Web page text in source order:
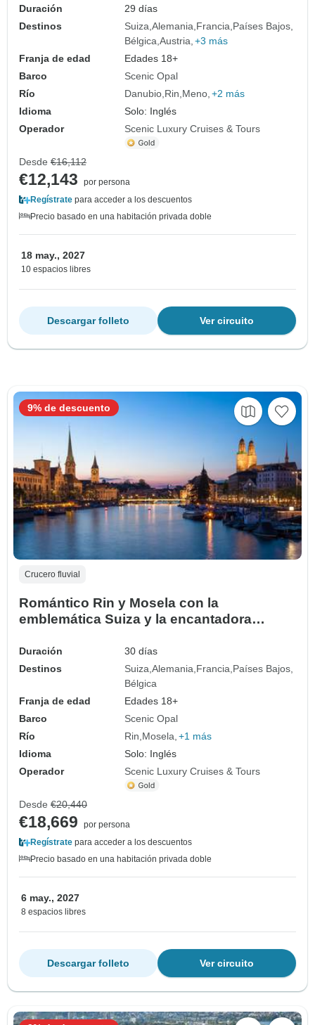
Duración
29 días
Destinos
Suiza Alemania Francia Países Bajos
Bélgica Austria +3 más
Franja de edad
Edades 18+
Barco
Scenic Opal
Río
Danubio Rin Meno +2 más
Idioma
Solo: Inglés
Operador
Scenic Luxury Cruises & Tours
Desde €16,112
€12,143
por persona
Regístrate para acceder a los descuentos
Precio basado en una habitación privada doble
18 may., 2027
10 espacios libres
Ver circuito
Descargar folleto
Crucero fluvial
Romántico Rin y Mosela con la
emblemática Suiza y la encantadora
Bruselas)
Duración
30 días
Destinos
Suiza Alemania Francia Países Bajos
Bélgica
Franja de edad
Edades 18+
Barco
Scenic Opal
Río
Rin Mosela +1 más
Idioma
Solo: Inglés
Operador
Scenic Luxury Cruises & Tours
9% de descuento
Desde €20,440
€18,669
por persona
Regístrate para acceder a los descuentos
Precio basado en una habitación privada doble
6 may., 2027
8 espacios libres
Ver circuito
Descargar folleto